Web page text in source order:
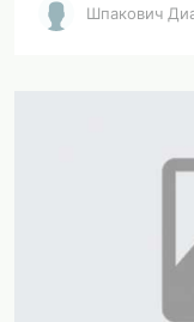
Шпакович